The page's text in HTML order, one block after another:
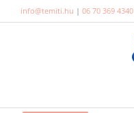
to
info@temiti.hu | 06 70 369 4340